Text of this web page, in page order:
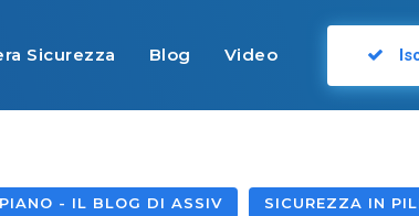
Sicurezza Blog Video
- IL BLOG DI ASSIV SICUREZZA IN